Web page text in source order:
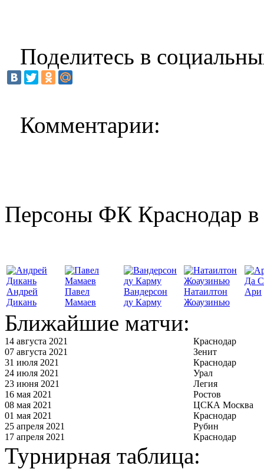
Поделитесь в
Комментарии:
Персоны ФК Краснодар в
Андрей
Дикань
Павел
Мамаев
Вандерсон
ду Карму
Натаилтон
Жоаузинью
Да
Ари
Ближайшие матчи:
14 августа 2021
Краснодар
07 августа 2021
Зенит
31 июля 2021
Краснодар
24 июля 2021
Урал
23 июня 2021
Легия
16 мая 2021
Ростов
08 мая 2021
ЦСКА Москва
01 мая 2021
Краснодар
25 апреля 2021
Рубин
17 апреля 2021
Краснодар
Турнирная таблица: